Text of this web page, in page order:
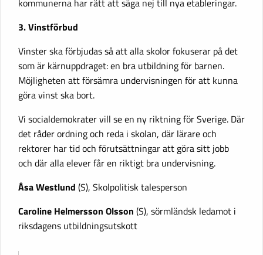
kommunerna har rätt att säga nej till nya etableringar.
3. Vinstförbud
Vinster ska förbjudas så att alla skolor fokuserar på det
som är kärnuppdraget: en bra utbildning för barnen.
Möjligheten att försämra undervisningen för att kunna
göra vinst ska bort.
Vi socialdemokrater vill se en ny riktning för Sverige. Där
det råder ordning och reda i skolan, där lärare och
rektorer har tid och förutsättningar att göra sitt jobb
och där alla elever får en riktigt bra undervisning.
Åsa Westlund (S), Skolpolitisk talesperson
Caroline Helmersson Olsson (S), sörmländsk ledamot i
riksdagens utbildningsutskott